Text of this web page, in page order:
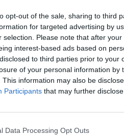
opt-out of the sale, sharing to third
for targeted advertising by
selection. Please note that after
interest-based ads based on
to third parties prior to
of your personal information by
This information may also be
Participants that may further
Data Processing Opt Outs
2020 € 2.709
— —